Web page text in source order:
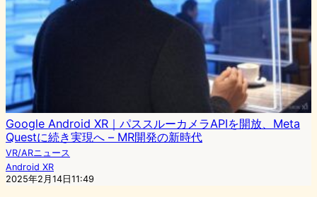
Google Android XR｜パススルーカメラAPIを開放、Meta
Questに続き実現へ – MR開発の新時代
VR/ARニュース
Android XR
2025年2月14日11:49